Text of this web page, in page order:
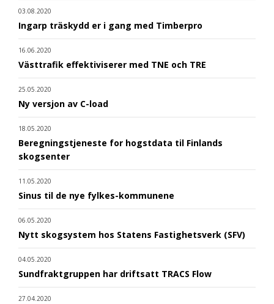
03.08.2020
Ingarp träskydd er i gang med Timberpro
16.06.2020
Västtrafik effektiviserer med TNE och TRE
25.05.2020
Ny versjon av C-load
18.05.2020
Beregningstjeneste for hogstdata til Finlands
skogsenter
11.05.2020
Sinus til de nye fylkes-kommunene
06.05.2020
Nytt skogsystem hos Statens Fastighetsverk (SFV)
04.05.2020
Sundfraktgruppen har driftsatt TRACS Flow
27.04.2020